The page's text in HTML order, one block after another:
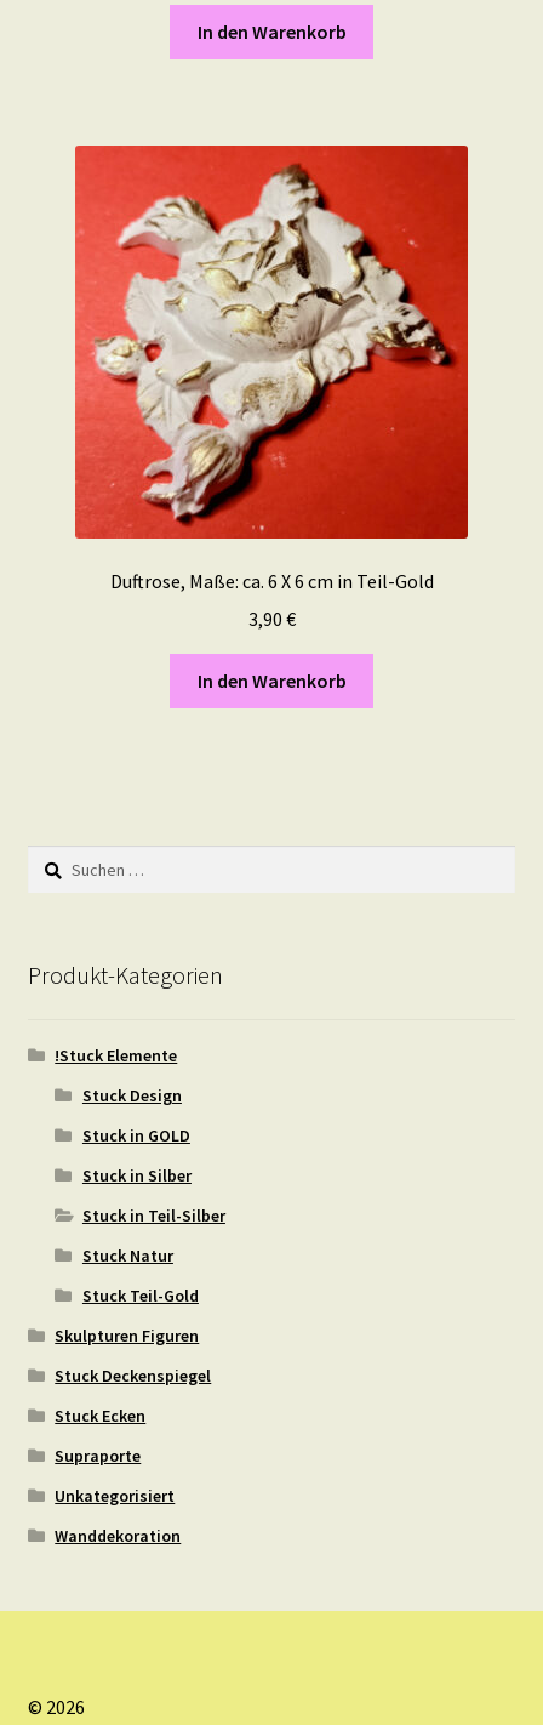
In den Warenkorb
Duftrose, Maße: ca. 6 X 6 cm in Teil-Gold
3,90 €
In den Warenkorb
Suchen
nach:
Produkt-Kategorien
!Stuck Elemente
Stuck Design
Stuck in GOLD
Stuck in Silber
Stuck in Teil-Silber
Stuck Natur
Stuck Teil-Gold
Skulpturen Figuren
Stuck Deckenspiegel
Stuck Ecken
Supraporte
Unkategorisiert
Wanddekoration
© 2026